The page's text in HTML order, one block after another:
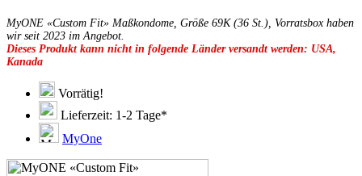
49D
49E
49F
49G
51C
51D
51E
51F
51G
53C
MyONE «Custom Fit» Maßkondome, Größe 69K (36 St.), Vorratsbox haben
wir seit 2023 im Angebot.
Dieses Produkt kann nicht in folgende Länder versandt werden: USA,
Kanada
Vorrätig!
Lieferzeit: 1-2 Tage*
MyOne